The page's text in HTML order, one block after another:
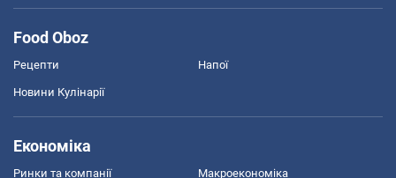
Food Oboz
Рецепти Напої
Новини Кулінарії
Економіка
Ринки та компанії Макроекономіка